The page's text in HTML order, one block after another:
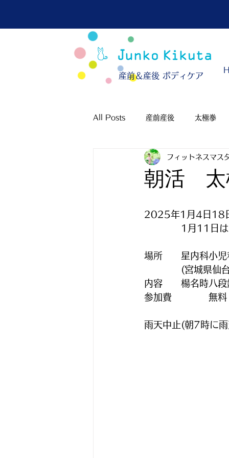
​産前＆産後 ボディケア
All Posts 産前産後 太極拳
朝活 太
フィットネスマス
2025年1月4日18
1月11日は
場所　　星内科小
(宮城県仙台市
内容　　楊名時八
参加費　　　　無料
雨天中止(朝7時に